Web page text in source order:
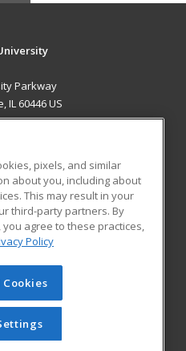
Parkway
IL 60446 US
RESOURCES
Student Blog
Learning. All rights
site cannot be reproduced or
obtained prior written
Learning.Privacy Policy
pixels, and similar
about you, including about
This may result in your
third-party partners. By
you agree to these practices,
Policy